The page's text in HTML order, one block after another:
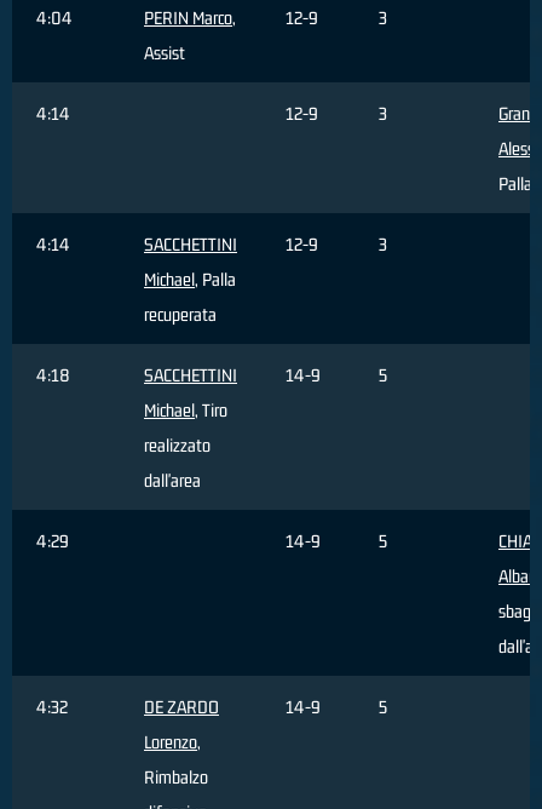
4:04 PERIN Marco,
Assist
12-9 3
4:14 12-9 3
Palla
4:14
SACCHETTINI
Michael, Palla
recuperata
12-9 3
4:18
SACCHETTINI
Michael, Tiro
realizzato
dall'area
14-9 5
4:29 14-9 5
4:32
DE ZARDO
Lorenzo,
Rimbalzo
14-9 5